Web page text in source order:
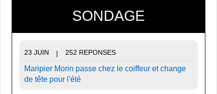
SONDAGE
23 JUIN | 252 REPONSES
Maripier Morin passe chez le coiffeur et change
de tête pour l'été